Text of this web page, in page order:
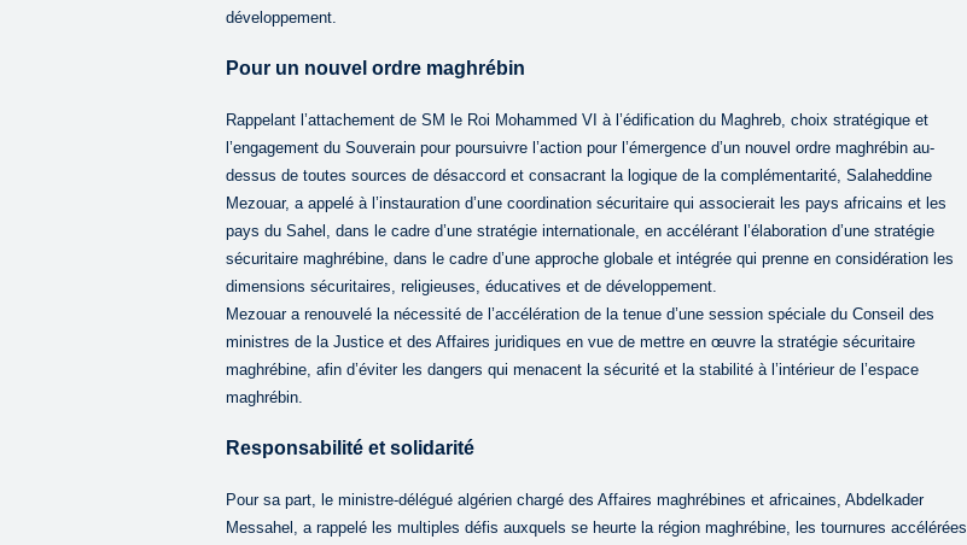
développement.
Pour un nouvel ordre maghrébin
Rappelant l’attachement de SM le Roi Mohammed VI à l’édification du Maghreb, choix stratégique et
l’engagement du Souverain pour poursuivre l’action pour l’émergence d’un nouvel ordre maghrébin au-
dessus de toutes sources de désaccord et consacrant la logique de la complémentarité, Salaheddine
Mezouar, a appelé à l’instauration d’une coordination sécuritaire qui associerait les pays africains et les
pays du Sahel, dans le cadre d’une stratégie internationale, en accélérant l’élaboration d’une stratégie
sécuritaire maghrébine, dans le cadre d’une approche globale et intégrée qui prenne en considération les
dimensions sécuritaires, religieuses, éducatives et de développement.
Mezouar a renouvelé la nécessité de l’accélération de la tenue d’une session spéciale du Conseil des
ministres de la Justice et des Affaires juridiques en vue de mettre en œuvre la stratégie sécuritaire
maghrébine, afin d’éviter les dangers qui menacent la sécurité et la stabilité à l’intérieur de l’espace
maghrébin.
Responsabilité et solidarité
Pour sa part, le ministre-délégué algérien chargé des Affaires maghrébines et africaines, Abdelkader
Messahel, a rappelé les multiples défis auxquels se heurte la région maghrébine, les tournures accélérées